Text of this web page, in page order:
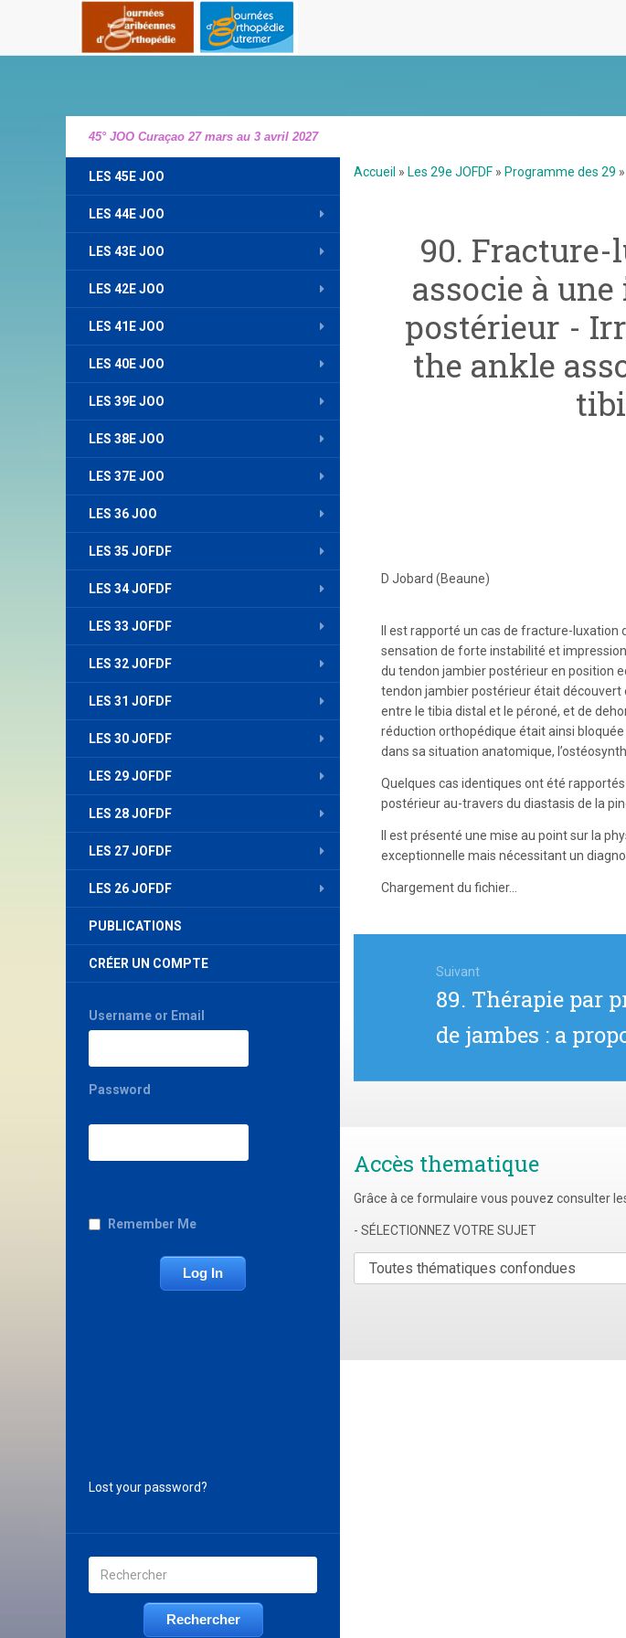
45° JOO Curaçao 27 mars au 3 avril 2027
LES 45E JOO
LES 44E JOO
LES 43E JOO
LES 42E JOO
LES 41E JOO
LES 40E JOO
LES 39E JOO
LES 38E JOO
LES 37E JOO
LES 36 JOO
LES 35 JOFDF
LES 34 JOFDF
LES 33 JOFDF
LES 32 JOFDF
LES 31 JOFDF
LES 30 JOFDF
LES 29 JOFDF
LES 28 JOFDF
LES 27 JOFDF
LES 26 JOFDF
PUBLICATIONS
CRÉER UN COMPTE
Username or Email
Password
Remember Me
Lost your password?
Accueil » Les 29e JOFDF » Programme des 29 »
90.
associe à
postérieur -
the ankle
D Jobard (Beaune)
Il est rapporté un cas de fracture-
sensation de forte instabilité et
du tendon jambier postérieur en position
tendon jambier postérieur était découvert
entre le tibia distal et le péroné, et de
réduction orthopédique était ainsi
dans sa situation anatomique,
Quelques cas identiques ont été
postérieur au-travers du diastasis de la
Il est présenté une mise au point sur la
exceptionnelle mais nécessitant un
Chargement du fichier...
l’article
Suivant
Article
suivant
:
89. Thérapie par
de jambes : a
Accès thematique
Grâce à ce formulaire vous pouvez consulter
- SÉLECTIONNEZ VOTRE SUJET